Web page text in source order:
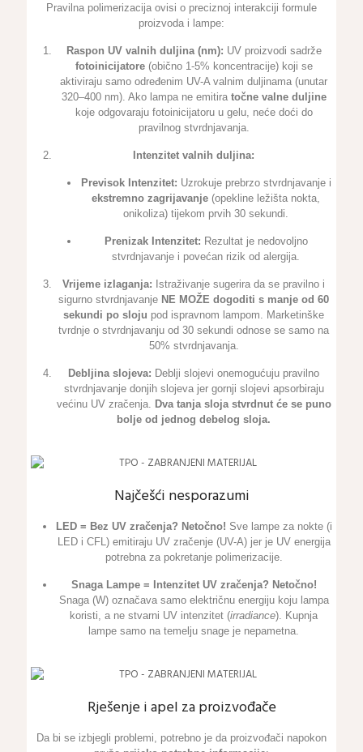
Pravilna polimerizacija ovisi o preciznoj interakciji formule
proizvoda i lampe:
Raspon UV valnih duljina (nm): UV proizvodi sadrže
fotoinicijatore(obično 1-5% koncentracije) koji se
aktiviraju samo određenim UV-A valnim duljinama (unutar
320–400 nm). Ako lampa ne emitira točne valne duljine
koje odgovaraju fotoinicijatoru u gelu, neće doći do
pravilnog stvrdnjavanja.
Intenzitet valnih duljina:
Previsok Intenzitet: Uzrokuje prebrzo stvrdnjavanje i
ekstremno zagrijavanje (opekline ležišta nokta,
onikoliza) tijekom prvih 30 sekundi.
Prenizak Intenzitet: Rezultat je nedovoljno
stvrdnjavanje i povećan rizik od alergija.
Vrijeme izlaganja: Istraživanje sugerira da se pravilno i
sigurno stvrdnjavanje NE MOŽE dogoditi s manje od 60
sekundi po sloju pod ispravnom lampom. Marketinške
tvrdnje o stvrdnjavanju od 30 sekundi odnose se samo na
50% stvrdnjavanja.
Debljina slojeva: Deblji slojevi onemogućuju pravilno
stvrdnjavanje donjih slojeva jer gornji slojevi apsorbiraju
većinu UV zračenja. Dva tanja sloja stvrdnut će se puno
bolje od jednog debelog sloja.
Najčešći nesporazumi
LED = Bez UV zračenja? Netočno! Sve lampe za nokte (i
LED i CFL) emitiraju UV zračenje (UV-A) jer je UV energija
potrebna za pokretanje polimerizacije.
Snaga Lampe = Intenzitet UV zračenja? Netočno!
Snaga (W) označava samo električnu energiju koju lampa
koristi, a ne stvarni UV intenzitet (irradiance). Kupnja
lampe samo na temelju snage je nepametna.
Rješenje i apel za proizvođače
Da bi se izbjegli problemi, potrebno je da proizvođači napokon